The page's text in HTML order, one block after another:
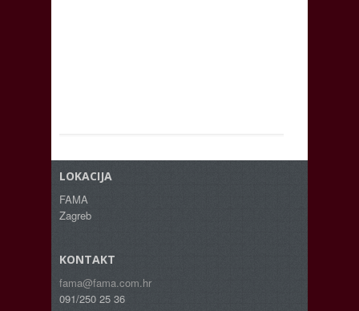
LOKACIJA
FAMA
Zagreb
KONTAKT
fama@fama.com.hr
091/250 25 36